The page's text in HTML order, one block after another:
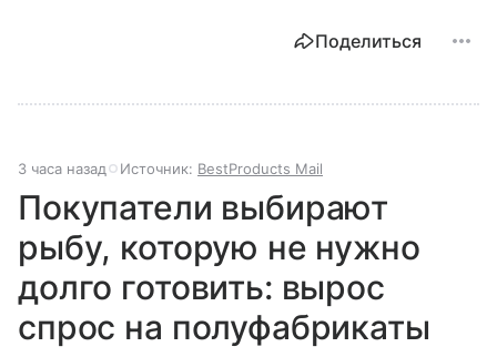
Поделиться
3 часа назад Источник: BestProducts Mail
Покупатели выбирают
рыбу, которую не нужно
долго готовить: вырос
спрос на полуфабрикаты